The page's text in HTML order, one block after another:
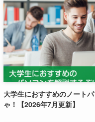
大学生におすすめのノート
ゃ！【2026年7月更新】